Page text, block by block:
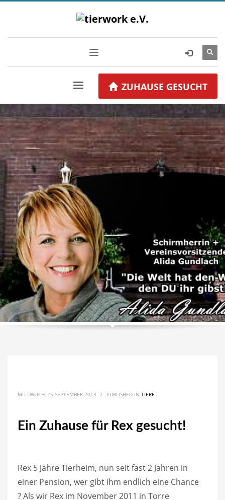
ZUHAUSE GESUCHT
MITTWOCH, 25 SEPTEMBER 2013 / PUBLISHED IN TIERE
Ein Zuhause für Rex gesucht!
Rex 5 Jahre Tierheim, nun seit fast 2 Jahren in
einer Pension, wer gibt ihm endlich eine Chance
? Als wir Rex im November 2011 in Torre